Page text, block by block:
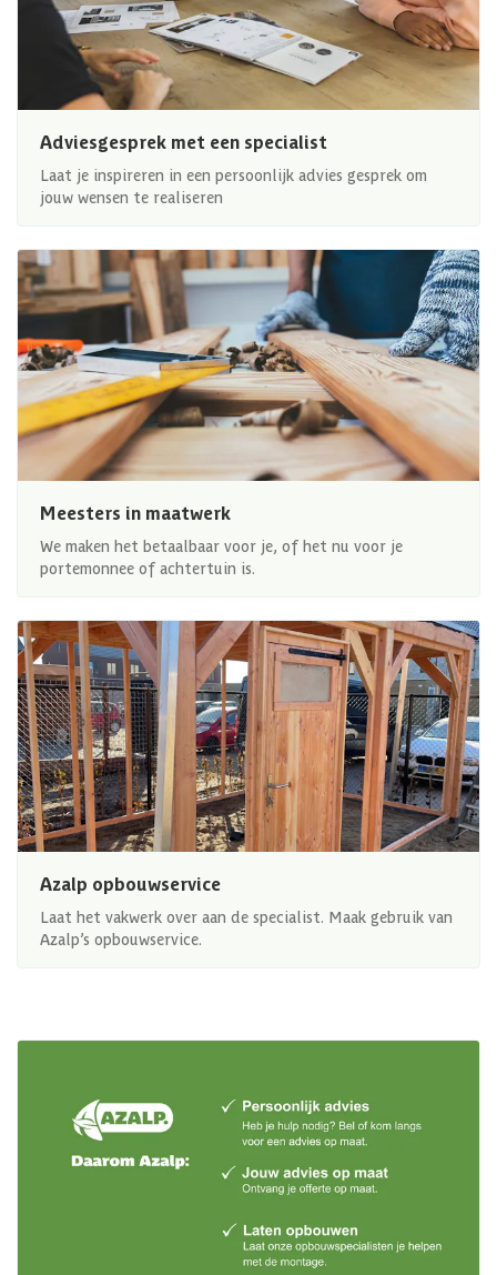
Adviesgesprek met een specialist
Laat je inspireren in een persoonlijk advies gesprek om
jouw wensen te realiseren
Meesters in maatwerk
We maken het betaalbaar voor je, of het nu voor je
portemonnee of achtertuin is.
Azalp opbouwservice
Laat het vakwerk over aan de specialist. Maak gebruik van
Azalp’s opbouwservice.